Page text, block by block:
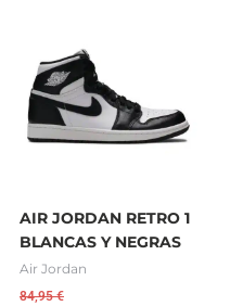
AIR JORDAN RETRO 1
BLANCAS Y NEGRAS
Air Jordan
84,95€